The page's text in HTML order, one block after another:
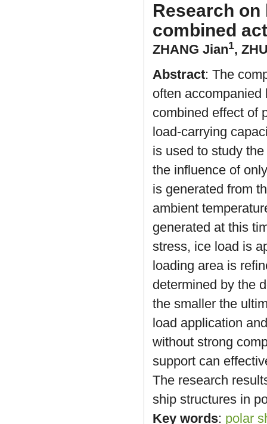
Research
combined
ZHANG Jian1,
Abstract: The
often
combined effect of
load-carrying
is used to study
the influence of
is generated from
ambient
generated at this
stress, ice load is
loading area is
determined by the
the smaller the
load application
without strong
support can
The research
ship structures in
Key words: polar